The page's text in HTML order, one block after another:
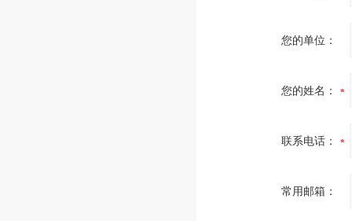
您的单位：
您的姓名：
联系电话：
常用邮箱：